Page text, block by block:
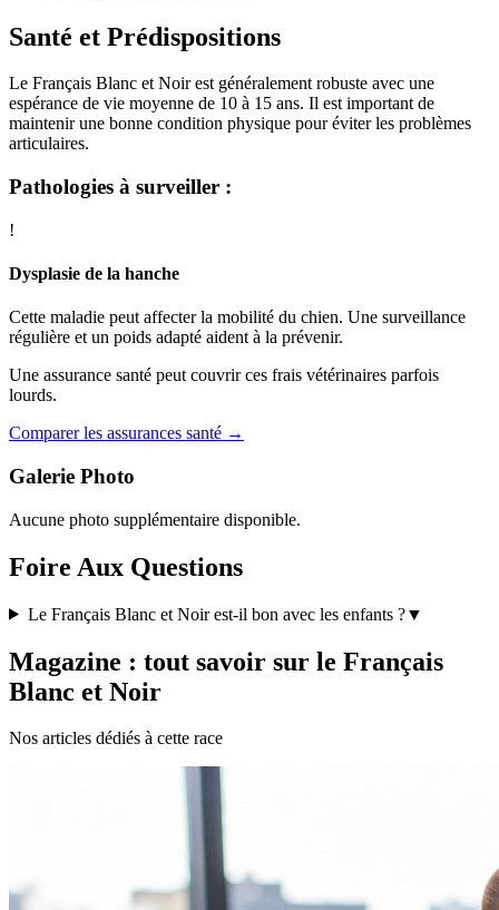
Santé et Prédispositions
Le Français Blanc et Noir est généralement robuste avec une
espérance de vie moyenne de 10 à 15 ans. Il est important de
maintenir une bonne condition physique pour éviter les problèmes
articulaires.
Pathologies à surveiller :
!
Dysplasie de la hanche
Cette maladie peut affecter la mobilité du chien. Une surveillance
régulière et un poids adapté aident à la prévenir.
Une assurance santé peut couvrir ces frais vétérinaires parfois
lourds.
Comparer les assurances santé →
Galerie Photo
Aucune photo supplémentaire disponible.
Foire Aux Questions
Le Français Blanc et Noir est-il bon avec les enfants ?▼
Magazine : tout savoir sur le Français
Blanc et Noir
Nos articles dédiés à cette race